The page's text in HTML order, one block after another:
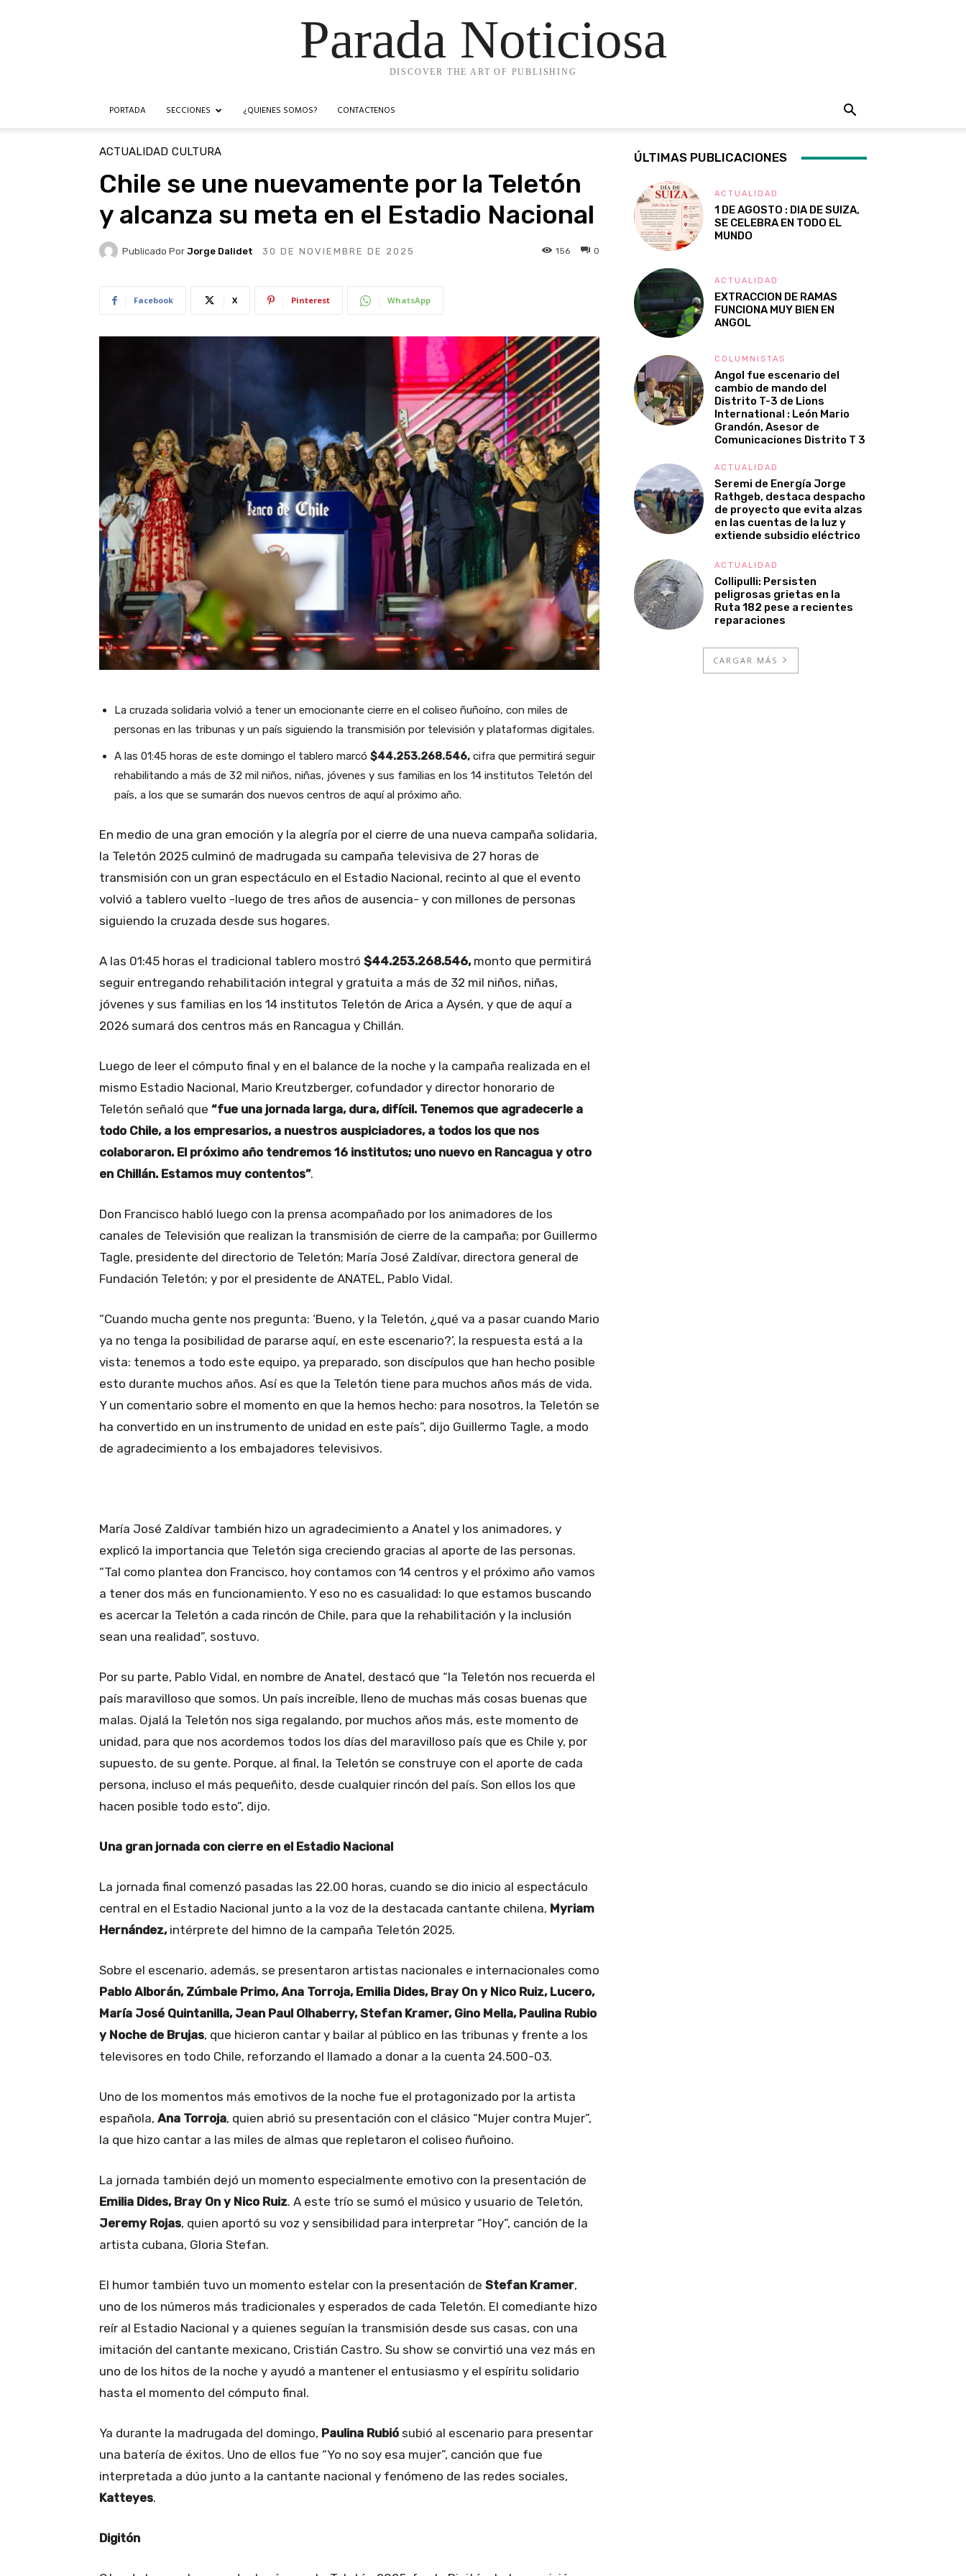
Parada Noticiosa
DISCOVER THE ART OF PUBLISHING
PORTADA SECCIONES ¿QUIENES SOMOS? CONTACTENOS
ACTUALIDAD CULTURA
Chile se une nuevamente por la Teletón
y alcanza su meta en el Estadio Nacional
Publicado Por Jorge Dalidet 30 DE NOVIEMBRE DE 2025 0
156
Facebook X Pinterest WhatsApp
La cruzada solidaria volvió a tener un emocionante cierre en el coliseo ñuñoíno, con miles de
personas en las tribunas y un país siguiendo la transmisión por televisión y plataformas digitales.
A las 01:45 horas de este domingo el tablero marcó $44.253.268.546, cifra que permitirá seguir
rehabilitando a más de 32 mil niños, niñas, jóvenes y sus familias en los 14 institutos Teletón del
país, a los que se sumarán dos nuevos centros de aquí al próximo año.
En medio de una gran emoción y la alegría por el cierre de una nueva campaña solidaria,
la Teletón 2025 culminó de madrugada su campaña televisiva de 27 horas de
transmisión con un gran espectáculo en el Estadio Nacional, recinto al que el evento
volvió a tablero vuelto -luego de tres años de ausencia- y con millones de personas
siguiendo la cruzada desde sus hogares.
A las 01:45 horas el tradicional tablero mostró $44.253.268.546,monto que permitirá
seguir entregando rehabilitación integral y gratuita a más de 32 mil niños, niñas,
jóvenes y sus familias en los 14 institutos Teletón de Arica a Aysén, y que de aquí a
2026 sumará dos centros más en Rancagua y Chillán.
Luego de leer el cómputo final y en el balance de la noche y la campaña realizada en el
mismo Estadio Nacional, Mario Kreutzberger, cofundador y director honorario de
Teletón señaló que “fue una jornada larga, dura, difícil. Tenemos que agradecerle a
todo Chile, a los empresarios, a nuestros auspiciadores, a todos los que nos
colaboraron. El próximo año tendremos 16 institutos; uno nuevo en Rancagua y otro
en Chillán. Estamos muy contentos”.
Don Francisco habló luego con la prensa acompañado por los animadores de los
canales de Televisión que realizan la transmisión de cierre de la campaña; por Guillermo
Tagle, presidente del directorio de Teletón; María José Zaldívar, directora general de
Fundación Teletón; y por el presidente de ANATEL, Pablo Vidal.
“Cuando mucha gente nos pregunta: ‘Bueno, y la Teletón, ¿qué va a pasar cuando Mario
ya no tenga la posibilidad de pararse aquí, en este escenario?’, la respuesta está a la
vista: tenemos a todo este equipo, ya preparado, son discípulos que han hecho posible
esto durante muchos años. Así es que la Teletón tiene para muchos años más de vida.
Y un comentario sobre el momento en que la hemos hecho: para nosotros, la Teletón se
ha convertido en un instrumento de unidad en este país”, dijo Guillermo Tagle, a modo
de agradecimiento a los embajadores televisivos.
María José Zaldívar también hizo un agradecimiento a Anatel y los animadores, y
explicó la importancia que Teletón siga creciendo gracias al aporte de las personas.
“Tal como plantea don Francisco, hoy contamos con 14 centros y el próximo año vamos
a tener dos más en funcionamiento. Y eso no es casualidad: lo que estamos buscando
es acercar la Teletón a cada rincón de Chile, para que la rehabilitación y la inclusión
sean una realidad”, sostuvo.
Por su parte, Pablo Vidal, en nombre de Anatel, destacó que “la Teletón nos recuerda el
país maravilloso que somos. Un país increíble, lleno de muchas más cosas buenas que
malas. Ojalá la Teletón nos siga regalando, por muchos años más, este momento de
unidad, para que nos acordemos todos los días del maravilloso país que es Chile y, por
supuesto, de su gente. Porque, al final, la Teletón se construye con el aporte de cada
persona, incluso el más pequeñito, desde cualquier rincón del país. Son ellos los que
hacen posible todo esto”, dijo.
Una gran jornada con cierre en el Estadio Nacional
La jornada final comenzó pasadas las 22.00 horas, cuando se dio inicio al espectáculo
central en el Estadio Nacional junto a la voz de la destacada cantante chilena, Myriam
Hernández, intérprete del himno de la campaña Teletón 2025.
Sobre el escenario, además, se presentaron artistas nacionales e internacionales como
Pablo Alborán, Zúmbale Primo, Ana Torroja, Emilia Dides, Bray On y Nico Ruiz, Lucero,
María José Quintanilla, Jean Paul Olhaberry, Stefan Kramer, Gino Mella, Paulina Rubio
y Noche de Brujas, que hicieron cantar y bailar al público en las tribunas y frente a los
televisores en todo Chile, reforzando el llamado a donar a la cuenta 24.500-03.
Uno de los momentos más emotivos de la noche fue el protagonizado por la artista
española, Ana Torroja, quien abrió su presentación con el clásico “Mujer contra Mujer”,
la que hizo cantar a las miles de almas que repletaron el coliseo ñuñoino.
La jornada también dejó un momento especialmente emotivo con la presentación de
Emilia Dides, Bray On y Nico Ruiz. A este trío se sumó el músico y usuario de Teletón,
Jeremy Rojas, quien aportó su voz y sensibilidad para interpretar “Hoy”, canción de la
artista cubana, Gloria Stefan.
El humor también tuvo un momento estelar con la presentación de Stefan Kramer,
uno de los números más tradicionales y esperados de cada Teletón. El comediante hizo
reír al Estadio Nacional y a quienes seguían la transmisión desde sus casas, con una
imitación del cantante mexicano, Cristián Castro. Su show se convirtió una vez más en
uno de los hitos de la noche y ayudó a mantener el entusiasmo y el espíritu solidario
hasta el momento del cómputo final.
Ya durante la madrugada del domingo, Paulina Rubió subió al escenario para presentar
una batería de éxitos. Uno de ellos fue “Yo no soy esa mujer”, canción que fue
interpretada a dúo junto a la cantante nacional y fenómeno de las redes sociales,
Katteyes.
Digitón
ÚLTIMAS PUBLICACIONES
ACTUALIDAD
1 DE AGOSTO : DIA DE SUIZA,
SE CELEBRA EN TODO EL
MUNDO
ACTUALIDAD
EXTRACCION DE RAMAS
FUNCIONA MUY BIEN EN
ANGOL
COLUMNISTAS
Angol fue escenario del
cambio de mando del
Distrito T-3 de Lions
International : León Mario
Grandón, Asesor de
Comunicaciones Distrito T 3
ACTUALIDAD
Seremi de Energía Jorge
Rathgeb, destaca despacho
de proyecto que evita alzas
en las cuentas de la luz y
extiende subsidio eléctrico
ACTUALIDAD
Collipulli: Persisten
peligrosas grietas en la
Ruta 182 pese a recientes
reparaciones
CARGAR MÁS